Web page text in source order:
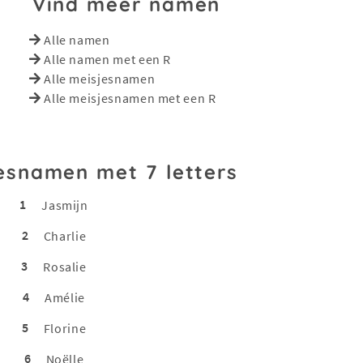
Alle namen
Alle namen met een R
Alle meisjesnamen
Alle meisjesnamen met een R
met 7 letters
1
Jasmijn
2
Charlie
3
Rosalie
4
Amélie
5
Florine
6
Noëlle